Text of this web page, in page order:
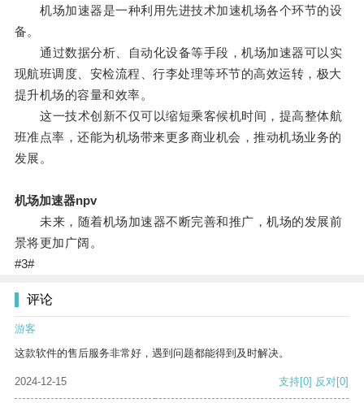
机场加速器是一种利用先进技术加速机场各个环节的设
备。
通过数据分析、自动化设备等手段，机场加速器可以实
现航班调度、安检流程、行李处理等环节的高效运转，极大
提升机场的容量和效率。
这一技术创新不仅可以缩短乘客候机时间，提高整体航
班准点率，还能为机场带来更多商业机会，推动机场业务的
发展。
机场加速器npv
未来，随着机场加速器不断完善和推广，机场的发展前
景将更加广阔。
#3#
评论
游客
这款软件的售后服务非常好，遇到问题都能得到及时解决。
2024-12-15 支持[0] 反对[0]